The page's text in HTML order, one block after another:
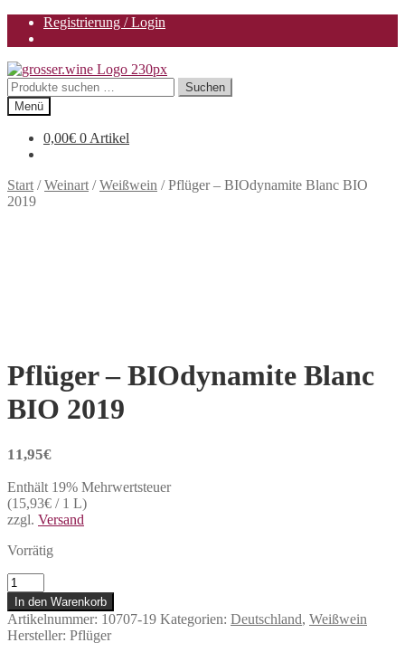
Registrierung / Login
Zur
Navigation
springen
Zum
Inhalt
springen
Suchen
nach:
Suchen
Menü
0,00€ 0 Artikel
Start /Weinart /Weißwein /Pflüger – BIOdynamite Blanc BIO
2019
Pflüger – BIOdynamite Blanc
BIO 2019
11,95€
Enthält 19% Mehrwertsteuer
(15,93€ / 1 L)
zzgl. Versand
Vorrätig
Pflüger
-
BIOdynamite
Blanc
BIO
In den Warenkorb
Artikelnummer: 10707-19 Kategorien: Deutschland, Weißwein
Hersteller: Pflüger